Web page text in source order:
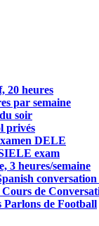
20 heures
par semaine
soir
privés
DELE
exam
3 heures/semaine
conversation
de
de Football